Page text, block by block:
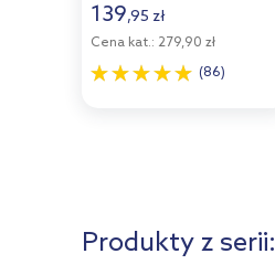
05101100
139,95 zł
Cena kat.: 279,90 zł
(86)
Produkty z serii: